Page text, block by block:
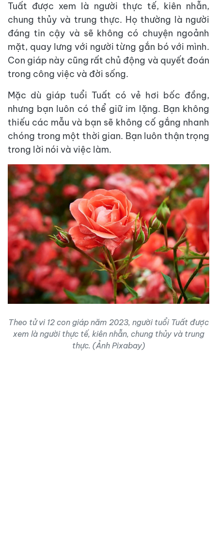
Tuất được xem là người thực tế, kiên nhẫn,
chung thủy và trung thực. Họ thường là người
đáng tin cậy và sẽ không có chuyện ngoảnh
mặt, quay lưng với người từng gắn bó với mình.
Con giáp này cũng rất chủ động và quyết đoán
trong công việc và đời sống.
Mặc dù giáp tuổi Tuất có vẻ hơi bốc đồng,
nhưng bạn luôn có thể giữ im lặng. Bạn không
thiếu các mẫu và bạn sẽ không cố gắng nhanh
chóng trong một thời gian. Bạn luôn thận trọng
trong lời nói và việc làm.
Theo tử vi 12 con giáp năm 2023, người tuổi Tuất được
xem là người thực tế, kiên nhẫn, chung thủy và trung
thực. (Ảnh Pixabay)